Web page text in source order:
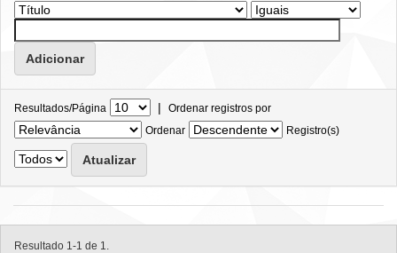
Resultados/Página | Ordenar registros por
Ordenar
Registro(s)
Resultado 1-1 de 1.